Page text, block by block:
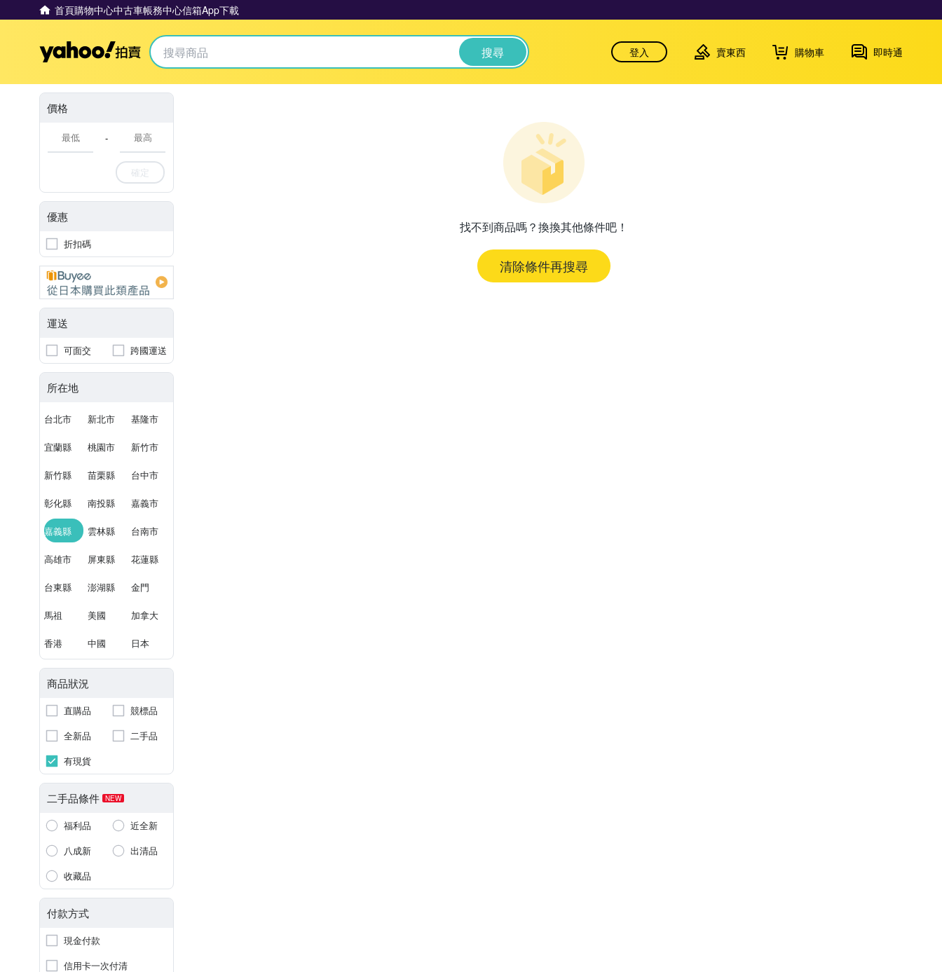
首頁購物中心中古車帳務中心信箱App下載
Yahoo拍賣 搜尋 登入 賣東西 購物車 即時通
價格
-
確定
優惠
折扣碼
運送
可面交 跨國運送
所在地
台北市 新北市 基隆市
宜蘭縣 桃園市 新竹市
新竹縣 苗栗縣 台中市
彰化縣 南投縣 嘉義市
嘉義縣 雲林縣 台南市
高雄市 屏東縣 花蓮縣
台東縣 澎湖縣 金門
馬祖 美國 加拿大
香港 中國 日本
商品狀況
直購品
競標品
全新品
二手品
有現貨
二手品條件 NEW
福利品
近全新
八成新
出清品
收藏品
付款方式
現金付款
信用卡一次付清
找不到商品嗎？換換其他條件吧！
清除條件再搜尋